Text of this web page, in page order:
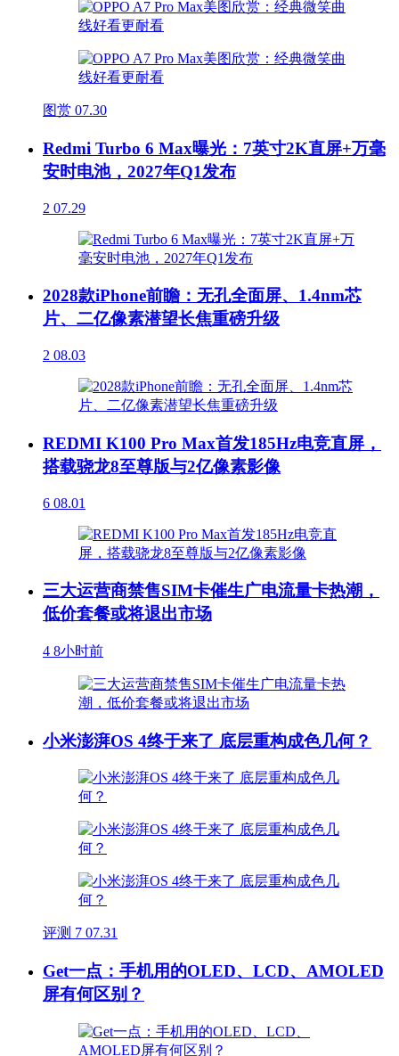
图赏 07.30
Redmi Turbo 6 Max曝光：7英寸2K直屏+万毫
安时电池，2027年Q1发布
2 07.29
2028款iPhone前瞻：无孔全面屏、1.4nm芯
片、二亿像素潜望长焦重磅升级
2 08.03
REDMI K100 Pro Max首发185Hz电竞直屏，
搭载骁龙8至尊版与2亿像素影像
6 08.01
三大运营商禁售SIM卡催生广电流量卡热潮，
低价套餐或将退出市场
4 8小时前
小米澎湃OS 4终于来了 底层重构成色几何？
评测 7 07.31
Get一点：手机用的OLED、LCD、AMOLED
屏有何区别？